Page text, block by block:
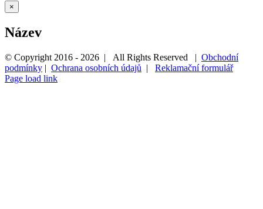
Zavřít
Rychlé
produktu
×
Název
© Copyright 2016 - 2026 | All Rights Reserved | Obchodní
podmínky | Ochrana osobních údajů | Reklamační formulář
Page load link